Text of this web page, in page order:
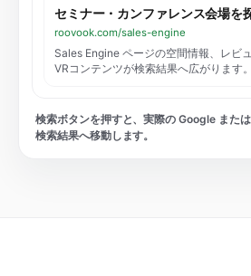
セミナー・カンファレンス会場を
roovook.com/sales-engine
Sales Engine ページの空間情報、レビュ
VRコンテンツが検索結果へ広がります。
検索ボタンを押すと、実際の Google また
検索結果へ移動します。